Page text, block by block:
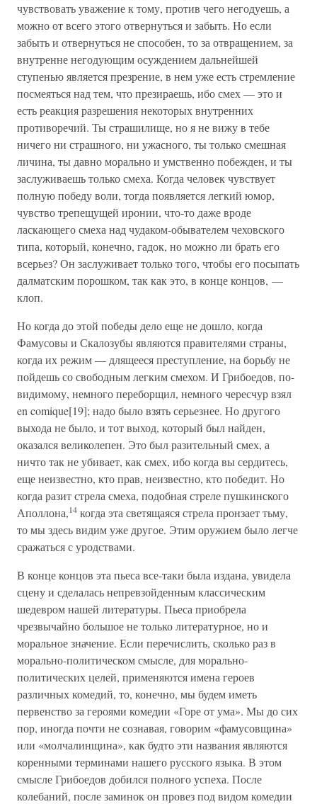
чувствовать уважение к тому, против чего негодуешь, а
можно от всего этого отвернуться и забыть. Но если
забыть и отвернуться не способен, то за отвращением, за
внутренне негодующим осуждением дальнейшей
ступенью является презрение, в нем уже есть стремление
посмеяться над тем, что презираешь, ибо смех — это и
есть реакция разрешения некоторых внутренних
противоречий. Ты страшилище, но я не вижу в тебе
ничего ни страшного, ни ужасного, ты только смешная
личина, ты давно морально и умственно побежден, и ты
заслуживаешь только смеха. Когда человек чувствует
полную победу воли, тогда появляется легкий юмор,
чувство трепещущей иронии, что-то даже вроде
ласкающего смеха над чудаком-обывателем чеховского
типа, который, конечно, гадок, но можно ли брать его
всерьез? Он заслуживает только того, чтобы его посыпать
далматским порошком, так как это, в конце концов, —
клоп.
Но когда до этой победы дело еще не дошло, когда
Фамусовы и Скалозубы являются правителями страны,
когда их режим — длящееся преступление, на борьбу не
пойдешь со свободным легким смехом. И Грибоедов, по-
видимому, немного переборщил, немного чересчур взял
en comique[19]; надо было взять серьезнее. Но другого
выхода не было, и тот выход, который был найден,
оказался великолепен. Это был разительный смех, а
ничто так не убивает, как смех, ибо когда вы сердитесь,
еще неизвестно, кто прав, неизвестно, кто победит. Но
когда разит стрела смеха, подобная стреле пушкинского
Аполлона,14 когда эта светящаяся стрела пронзает тьму,
то мы здесь видим уже другое. Этим оружием было легче
сражаться с уродствами.
В конце концов эта пьеса все-таки была издана, увидела
сцену и сделалась непревзойденным классическим
шедевром нашей литературы. Пьеса приобрела
чрезвычайно большое не только литературное, но и
моральное значение. Если перечислить, сколько раз в
морально-политическом смысле, для морально-
политических целей, применяются имена героев
различных комедий, то, конечно, мы будем иметь
первенство за героями комедии «Горе от ума». Мы до сих
пор, иногда почти не сознавая, говорим «фамусовщина»
или «молчалинщина», как будто эти названия являются
коренными терминами нашего русского языка. В этом
смысле Грибоедов добился полного успеха. После
колебаний, после заминок он провез под видом комедии